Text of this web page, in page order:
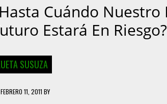
Cuándo Nuestro
Estará En Riesgo?
SUSUZA
FEBRERO 11, 2011 BY